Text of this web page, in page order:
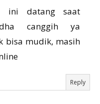
ini datang saat
canggih ya
bisa mudik, masih
Reply